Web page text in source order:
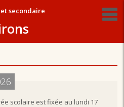
secondaire
scolaire est fixée au lundi 17